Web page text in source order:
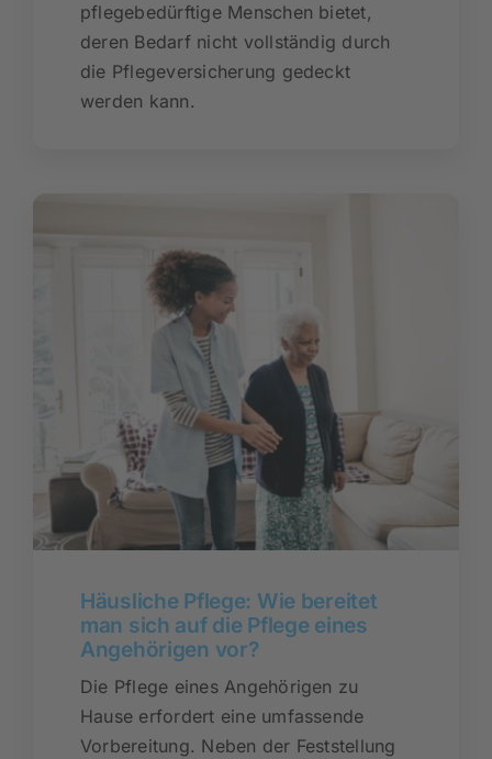
pflegebedürftige Menschen bietet,
deren Bedarf nicht vollständig durch
die Pflegeversicherung gedeckt
werden kann.
Häusliche Pflege: Wie bereitet
man sich auf die Pflege eines
Angehörigen vor?
Die Pflege eines Angehörigen zu
Hause erfordert eine umfassende
Vorbereitung. Neben der Feststellung